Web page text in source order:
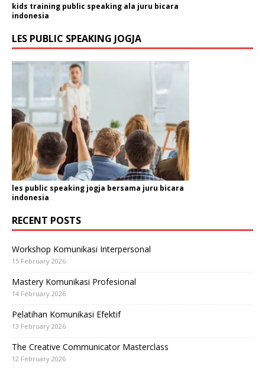
kids training public speaking ala juru bicara
indonesia
LES PUBLIC SPEAKING JOGJA
les public speaking jogja bersama juru bicara
indonesia
RECENT POSTS
Workshop Komunikasi Interpersonal
15 February 2026
Mastery Komunikasi Profesional
14 February 2026
Pelatihan Komunikasi Efektif
13 February 2026
The Creative Communicator Masterclass
12 February 2026